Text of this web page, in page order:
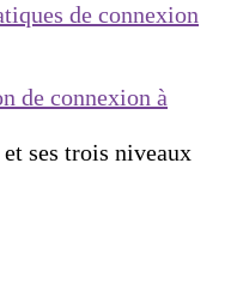
de connexion
de connexion à
ses trois niveaux